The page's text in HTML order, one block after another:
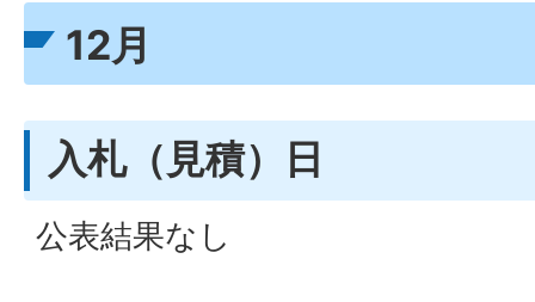
12月
入札（見積）日
公表結果なし